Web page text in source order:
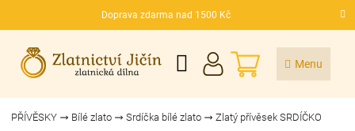
Doprava zdarma nad 1500 Kč
CZK
NÁKUPNÍ
KOŠÍK
PŘÍVĚSKY Bílé zlato Srdíčka bílé zlato Zlatý přívěsek SRDÍČKO